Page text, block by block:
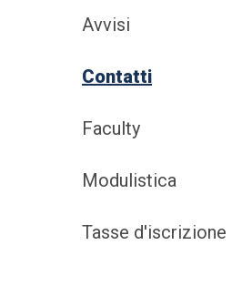
Avvisi
Contatti
Faculty
Modulistica
Tasse d'iscrizione